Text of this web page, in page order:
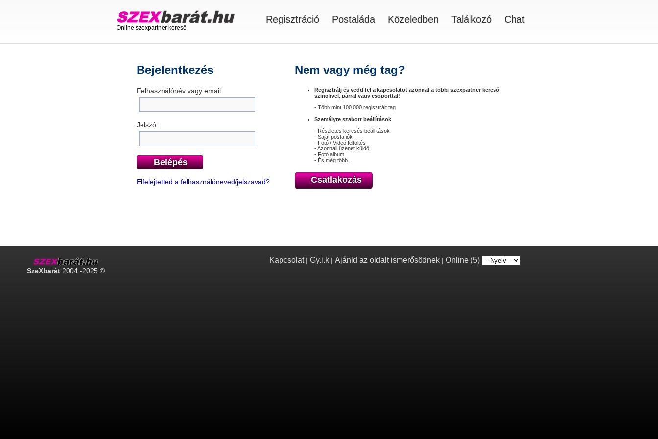
Online szexpartner kereső
Regisztráció Postaláda Közeledben Találkozó Chat
Bejelentkezés
Felhasználónév vagy email:
Jelszó:
Belépés
Elfelejtetted a felhasználóneved/jelszavad?
Nem vagy még tag?
Regisztrálj és vedd fel a kapcsolatot azonnal a többi szexpartner kereső
szinglivel, párral vagy csoporttal!
- Több mint 100.000 regisztrált tag
Személyre szabott beállítások
- Részletes keresés beállítások
- Saját postafiók
- Fotó / Videó feltöltés
- Azonnali üzenet küldő
- Fotó album
- És még több...
Csatlakozás
SzeXbarát 2004 -2025 ©
Kapcsolat | Gy.i.k | Ajánld az oldalt ismerősödnek | Online (5)